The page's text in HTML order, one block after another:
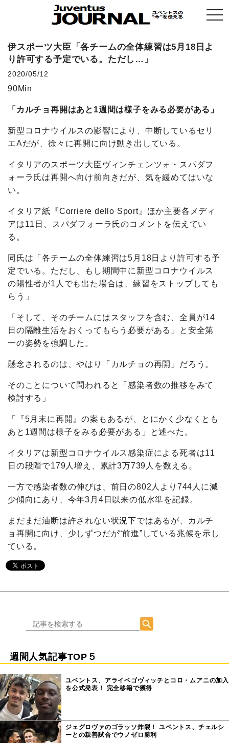
伊スポーツ大臣「各チームの全体練習は5月18日よ
り許可する予定でいる。ただし…」
2020/05/12
90Min
「カルチョ再開はあと1週間は様子をみる必要がある」
新型コロナウイルスの影響により、中断しているセリ
エAだが、徐々に再開に向け動き出している。
イタリアのスポーツ大臣ヴィンチェンツォ・スパダフ
ォーラ氏は再開へ向け前向きだが、気を緩めてはいな
い。
イタリア紙『Corriere dello Sport』ほか主要各メディ
アは11日、スパダフォーラ氏のコメントを伝えてい
る。
同氏は「各チームの全体練習は5月18日より許可する予
定でいる。ただし、もし期間中に新型コロナウイルス
の陽性者が1人でも出た場合は、練習をストップしても
らう」
「そして、そのチームにはスタッフを含む、全員が14
日の隔離生活をおくってもらう必要がある」と安全第
一の姿勢を強調した。
懸念されるのは、やはり「カルチョの再開」だろう。
そのことについて問われると「感染者数の推移をみて
検討する」
「『5月末に再開』の案もあるが、とにかく少なくとも
あと1週間は様子をみる必要がある」と述べた。
イタリアは新型コロナウイルス感染症による死者は11
日の段階で179人増え、累計3万739人を数える。
一方で感染者数の伸びは、前日の802人より744人に減
少傾向にあり、今年3月4日以来の低水準を記録。
まだまだ油断は許されない状況下ではあるが、カルチ
ョ再開に向け、少しずつだが“前進”している兆候を示し
ている。
週間人気記事TOP５
ユベントス、アライベゴヴィッチとコロ・ムアニの加入
を公式発表！ 完全移籍で獲得
ジェグロヴァのゴラッソ炸裂！ ユベントス、チェルシ
ーとの親善試合でウノゼロ勝利